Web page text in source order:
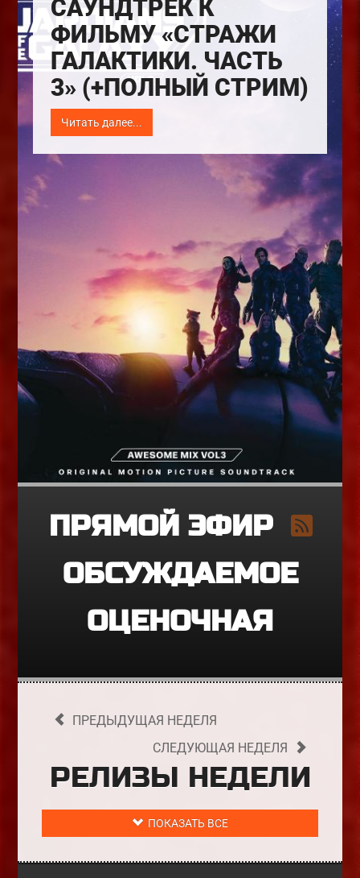
САУНДТРЕК К
ФИЛЬМУ «СТРАЖИ
ГАЛАКТИКИ. ЧАСТЬ
3» (+ПОЛНЫЙ СТРИМ)
Читать далее...
ПРЯМОЙ ЭФИР
ОБСУЖДАЕМОЕ
ОЦЕНОЧНАЯ
ПРЕДЫДУЩАЯ НЕДЕЛЯ
СЛЕДУЮЩАЯ НЕДЕЛЯ
РЕЛИЗЫ НЕДЕЛИ
ПОКАЗАТЬ ВСЕ